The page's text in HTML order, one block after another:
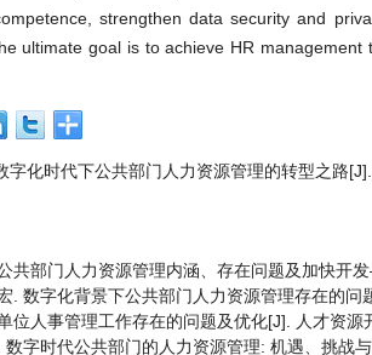
strengthen data security and
ultimate goal is to achieve HR
字化时代下公共部门人力资源管理的转型之路
共部门人力资源管理内涵、存在问题及加快
. 数字化背景下公共部门人力资源管理存在的
位人事管理工作存在的问题及优化[J]. 人才资源
数字时代公共部门的人力资源管理: 机遇、挑战